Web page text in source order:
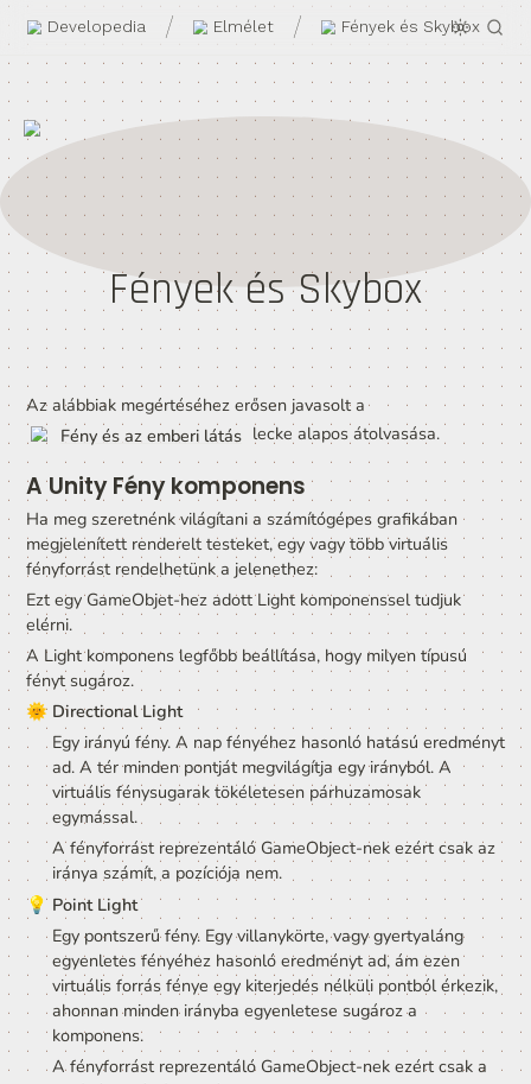
Developedia / Elmélet / Fények
Fények és
Az alábbiak megértéséhez erősen javasolt a
Fény és az emberi látás lecke alapos átolvasása.
A Unity Fény komponens
Ha meg szeretnénk világítani a számítógépes
megjelenített renderelt testeket, egy vagy több virtuális
fényforrást rendelhetünk a jelenethez:
Ezt egy GameObjet-hez adott Light komponenssel
elérni.
A Light komponens legfőbb beállítása, hogy milyen
fényt sugároz.
🌞 Directional Light
Egy irányú fény. A nap fényéhez hasonló hatású
ad. A tér minden pontját megvilágítja egy irányból. A
virtuális fénysugarak tökéletesen párhuzamosak
egymással.
A fényforrást reprezentáló GameObject-nek ezért
iránya számít, a pozíciója nem.
💡 Point Light